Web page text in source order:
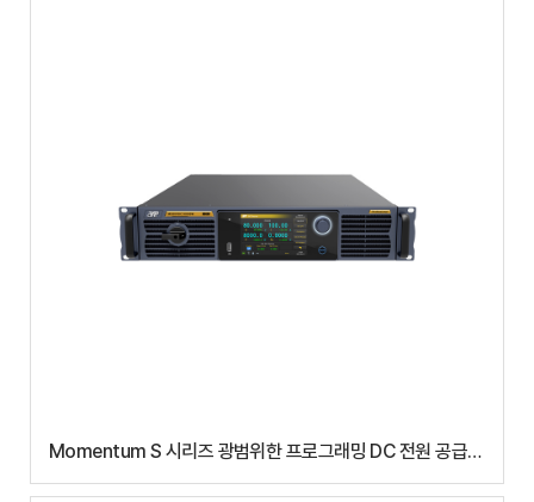
Momentum S 시리즈 광범위한 프로그래밍 DC 전원 공급
장치